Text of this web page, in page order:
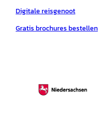
Digitale reisgenoot
Gratis brochures bestellen